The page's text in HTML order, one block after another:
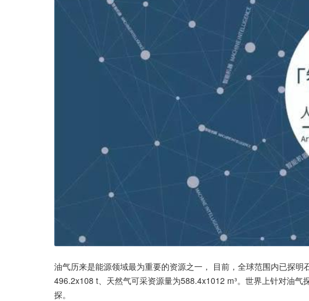
油气历来是能源领域最为重要的资源之一， 目前，全球范围内已探
496.2x108 t、天然气可采资源量为588.4x1012 m³。世界上针对油
探。